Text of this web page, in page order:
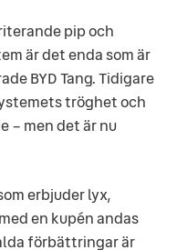
pip och
är det enda som är
BYD Tang. Tidigare
tröghet och
– men det är nu
erbjuder lyx,
en kupén andas
förbättringar är